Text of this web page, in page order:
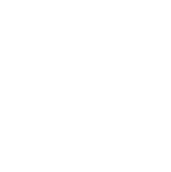
katakan (kepada
keterangan dan
saat itu) ketahuilah
ketuhanan) itu
hilang lenyaplah dari
adakan secara dusta